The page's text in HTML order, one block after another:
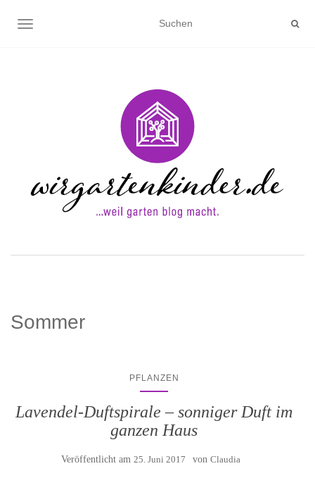
NAVIGATION UMSCHALTEN
Sommer
PFLANZEN
Lavendel-Duftspirale – sonniger Duft im
ganzen Haus
Veröffentlicht am 25. Juni 2017 von Claudia